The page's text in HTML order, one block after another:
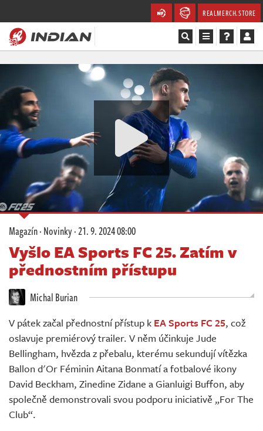
REALMERCH.STORE
Recenze
Videa
Soutěže
Databáze
Komunita
Redakce
Živě
Magazín·Novinky·21. 9. 2024 08:00
Vyšlo EA Sports FC 25. Zatím v
přednostním přístupu
Michal Burian
V pátek začal přednostní přístup k EA Sports FC 25, což
oslavuje premiérový trailer. V něm účinkuje Jude
Bellingham, hvězda z přebalu, kterému sekundují vítězka
Ballon d'Or Féminin Aitana Bonmatí a fotbalové ikony
David Beckham, Zinedine Zidane a Gianluigi Buffon, aby
společně demonstrovali svou podporu iniciativě „For The
Club“.